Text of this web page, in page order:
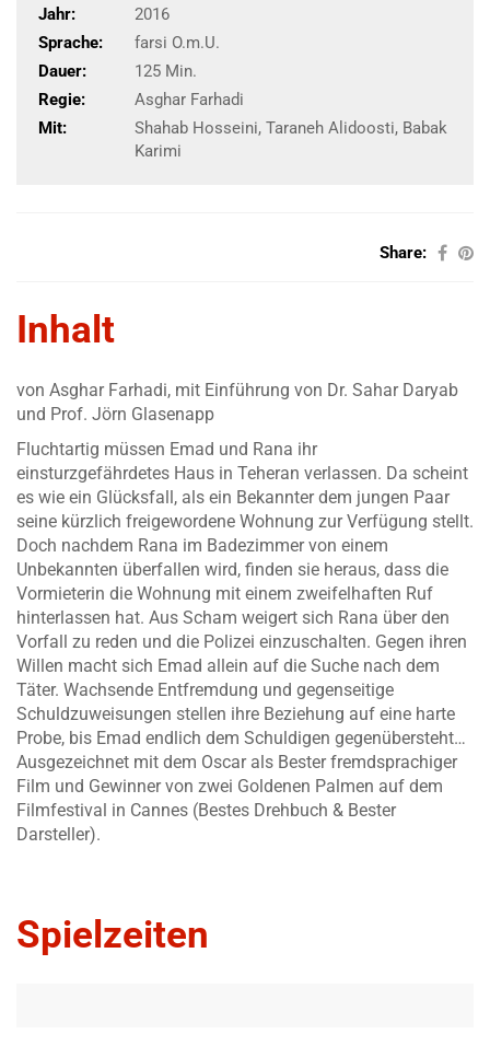
Jahr:
2016
Sprache:
farsi O.m.U.
Dauer:
125 Min.
Regie:
Asghar Farhadi
Mit:
Shahab Hosseini, Taraneh Alidoosti, Babak
Karimi
Share:
Inhalt
von Asghar Farhadi, mit Einführung von Dr. Sahar Daryab
und Prof. Jörn Glasenapp
Fluchtartig müssen Emad und Rana ihr
einsturzgefährdetes Haus in Teheran verlassen. Da scheint
es wie ein Glücksfall, als ein Bekannter dem jungen Paar
seine kürzlich freigewordene Wohnung zur Verfügung stellt.
Doch nachdem Rana im Badezimmer von einem
Unbekannten überfallen wird, finden sie heraus, dass die
Vormieterin die Wohnung mit einem zweifelhaften Ruf
hinterlassen hat. Aus Scham weigert sich Rana über den
Vorfall zu reden und die Polizei einzuschalten. Gegen ihren
Willen macht sich Emad allein auf die Suche nach dem
Täter. Wachsende Entfremdung und gegenseitige
Schuldzuweisungen stellen ihre Beziehung auf eine harte
Probe, bis Emad endlich dem Schuldigen gegenübersteht…
Ausgezeichnet mit dem Oscar als Bester fremdsprachiger
Film und Gewinner von zwei Goldenen Palmen auf dem
Filmfestival in Cannes (Bestes Drehbuch & Bester
Darsteller).
Spielzeiten